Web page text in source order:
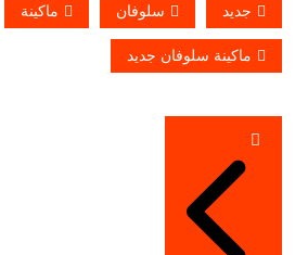
جديد سلوفان ماكينة
ماكينة سلوفان جديد
تصفّح
المقالات